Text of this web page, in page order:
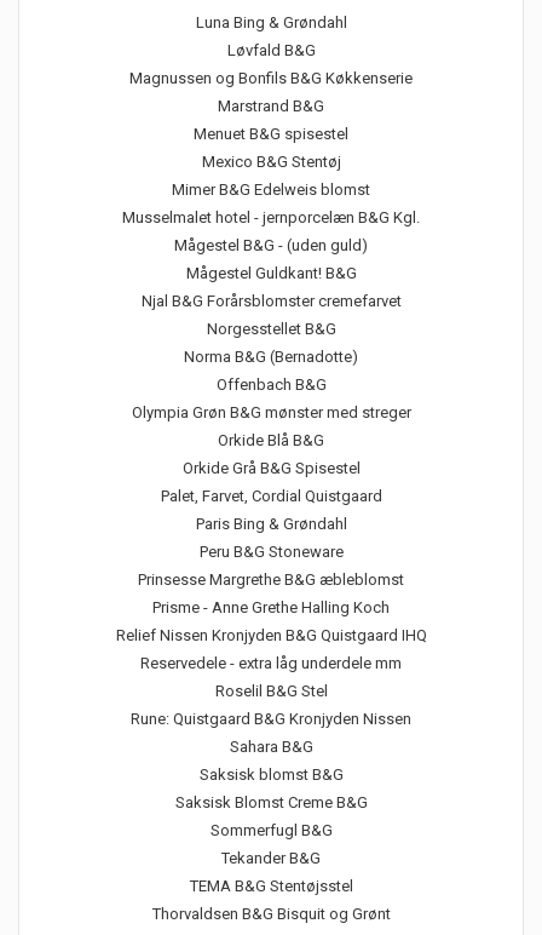
Luna Bing & Grøndahl
Løvfald B&G
Magnussen og Bonfils B&G Køkkenserie
Marstrand B&G
Menuet B&G spisestel
Mexico B&G Stentøj
Mimer B&G Edelweis blomst
Musselmalet hotel - jernporcelæn B&G Kgl.
Mågestel B&G - (uden guld)
Mågestel Guldkant! B&G
Njal B&G Forårsblomster cremefarvet
Norgesstellet B&G
Norma B&G (Bernadotte)
Offenbach B&G
Olympia Grøn B&G mønster med streger
Orkide Blå B&G
Orkide Grå B&G Spisestel
Palet, Farvet, Cordial Quistgaard
Paris Bing & Grøndahl
Peru B&G Stoneware
Prinsesse Margrethe B&G æbleblomst
Prisme - Anne Grethe Halling Koch
Relief Nissen Kronjyden B&G Quistgaard IHQ
Reservedele - extra låg underdele mm
Roselil B&G Stel
Rune: Quistgaard B&G Kronjyden Nissen
Sahara B&G
Saksisk blomst B&G
Saksisk Blomst Creme B&G
Sommerfugl B&G
Tekander B&G
TEMA B&G Stentøjsstel
Thorvaldsen B&G Bisquit og Grønt